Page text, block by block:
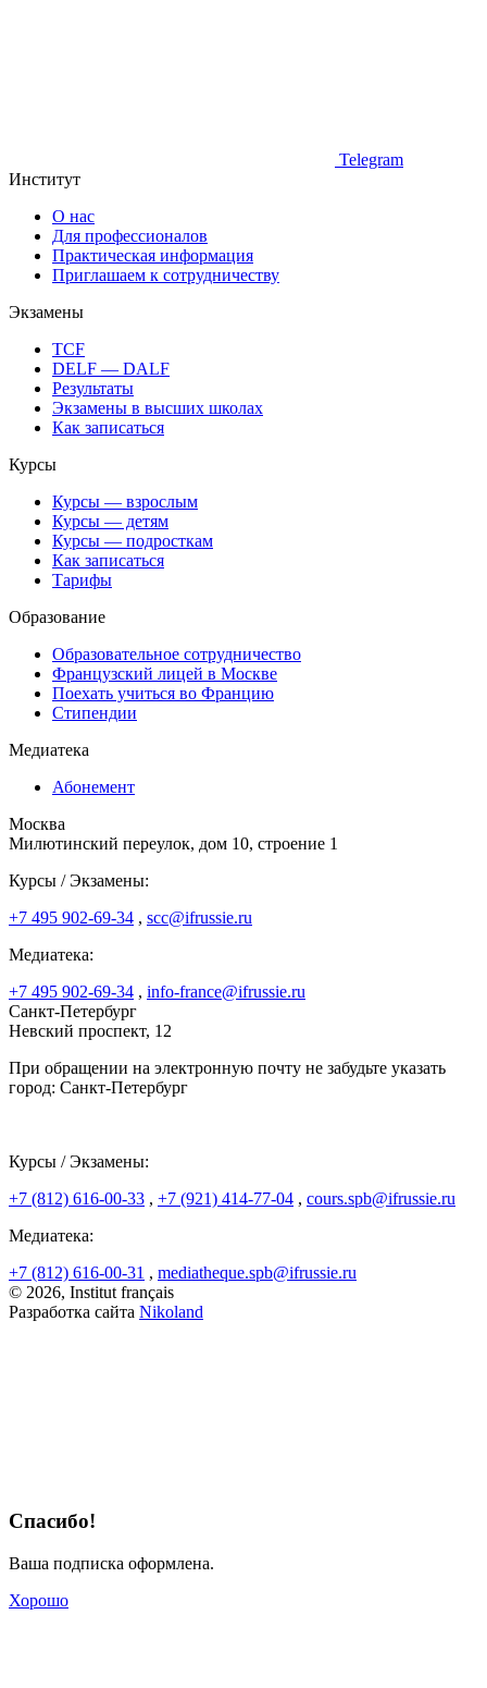
Telegram
Институт
О нас
Для профессионалов
Практическая информация
Приглашаем к сотрудничеству
Экзамены
TCF
DELF — DALF
Результаты
Экзамены в высших школах
Как записаться
Курсы
Курсы — взрослым
Курсы — детям
Курсы — подросткам
Как записаться
Тарифы
Образование
Образовательное сотрудничество
Французский лицей в Москве
Поехать учиться во Францию
Стипендии
Медиатека
Абонемент
Москва
Милютинский переулок, дом 10, строение 1
Курсы / Экзамены:
+7 495 902-69-34 , scc@ifrussie.ru
Медиатека:
+7 495 902-69-34 , info-france@ifrussie.ru
Санкт-Петербург
Невский проспект, 12
При обращении на электронную почту не забудьте указать
город: Санкт-Петербург
Курсы / Экзамены:
+7 (812) 616-00-33 , +7 (921) 414-77-04 , cours.spb@ifrussie.ru
Медиатека:
+7 (812) 616-00-31 , mediatheque.spb@ifrussie.ru
© 2026, Institut français
Разработка сайта Nikoland
Спасибо!
Ваша подписка оформлена.
Хорошо